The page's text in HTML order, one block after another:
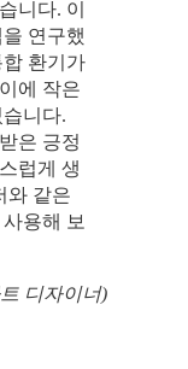
니다. 이
연구했
환기가
에 작은
니다.
은 긍정
럽게 생
와 같은
용해 보
디자이너)